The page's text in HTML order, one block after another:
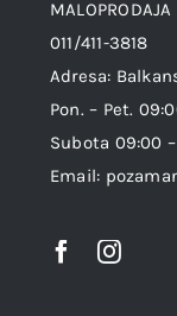
011/411-3818
Adresa:
Pon. – Pet.
Subota 09:00 –
Email: